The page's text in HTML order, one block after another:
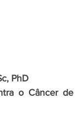
PhD
o Câncer de